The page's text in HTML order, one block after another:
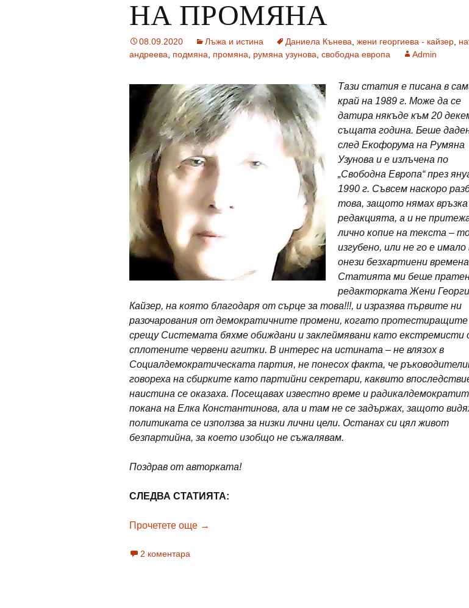
НА ПРОМЯНА
08.09.2020 Лъжа и истина Даниела Кънева жени георгиева - кайзер
андреева
подмяна промяна румяна узунова свободна европа Admin
Тази статия е писана в
край на 1989 г. Може да се
датира някъде към 20
същата година. Беше
след Екофорума на Румяна
Узунова и е излъчена по
„Свободна Европа“ през
1990 г. Съвсем наскоро
това, защото нямах връзка
редакцията, а и не
лично копие на текста –
изгубено, или не го е имало
онези безхартиени
Статията ми беше
редакторката Жени
Кайзер, на която благодаря от сърце за това!!!, и изразява първите ни
разочарования от демократичните промени, когато протестиращите
срещу Системата бяхме обиждани и заклеймявани като екстремисти
сплотените червени агитки. В интерес на истината – не влязох в
Социалдемократическата партия, не понесох факта, че
говореха на сбирките като партийни секретари, каквито
наистина се оказаха. Посещавах известно време и
покана на Елка Константинова, ала и там не се задържах, защото
политиката се използва за низки лични цели. Останах си цял живот
безпартийна, за което изобщо не съжалявам.
Поздрав от авторката!
СЛЕДВА СТАТИЯТА:
Прочетете още Наталия Андреева – ПОДМЯНА, ПРИЛИЧАЩА НА
→
2 коментара